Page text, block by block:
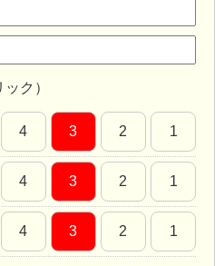
ク）
4 3 2 1
4 3 2 1
4 3 2 1